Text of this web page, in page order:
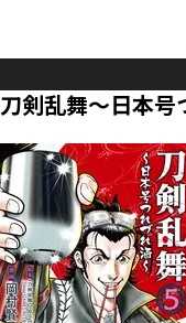
刀剣乱舞～日本号